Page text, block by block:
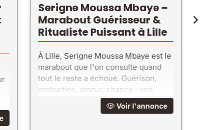
Serigne Moussa Mbaye –
Marabout Guérisseur &
Ritualiste Puissant à Lille
À Lille, Serigne Moussa Mbaye est le
marabout que l'on consulte quand
tout le reste a échoué. Guérison,
protection, amour, chance : une
puissance spirituelle brute et des
résultats qui parlent.
Voir l'annonce